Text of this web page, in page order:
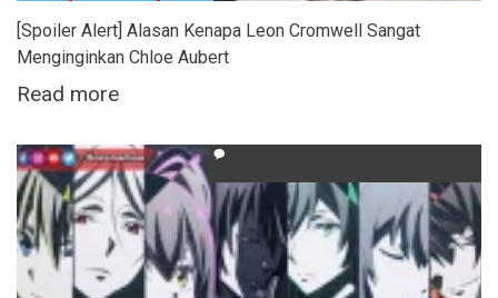
[Spoiler Alert] Alasan Kenapa Leon Cromwell Sangat
Menginginkan Chloe Aubert
Read more